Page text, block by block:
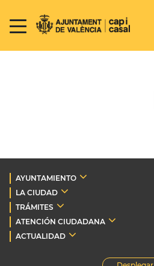
AYUNTAMIENTO
LA CIUDAD
TRÁMITES
ATENCIÓN CIUDADANA
ACTUALIDAD